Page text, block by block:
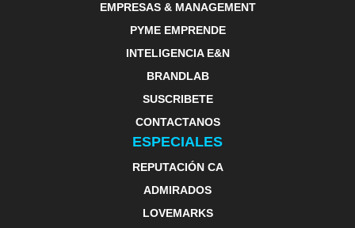
EMPRESAS & MANAGEMENT
PYME EMPRENDE
INTELIGENCIA E&N
BRANDLAB
SUSCRIBETE
CONTACTANOS
ESPECIALES
REPUTACIÓN CA
ADMIRADOS
LOVEMARKS